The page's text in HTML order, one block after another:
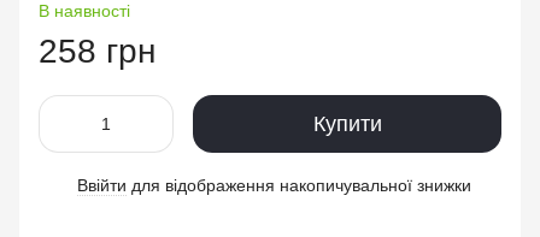
В наявності
258 грн
Купити
Ввійти для відображення накопичувальної знижки